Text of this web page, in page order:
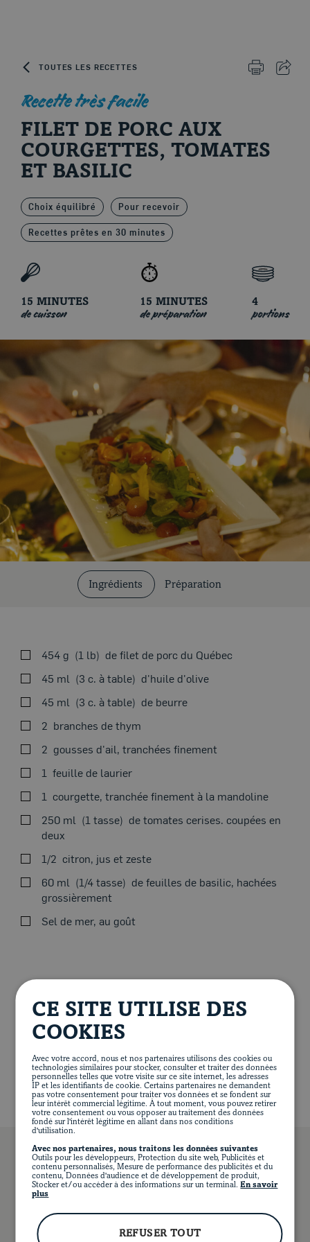
Le porc d'ici
Nos recettes
EN
FACEBOOKINSTAGRAMPINTEREST
TOUTES LES RECETTES IMPRIMER
Recette très facile
FILET DE PORC AUX
COURGETTES, TOMATES
ET BASILIC
Choix équilibré Pour recevoir
Recettes prêtes en 30 minutes
15 MINUTES
de cuisson
15 MINUTES
de préparation
4
portions
Ingrédients Préparation
454 g 1 lb
de filet de porc du Québec
45 ml
3 c. à table d'huile d'olive
45 ml
3 c. à table de beurre
2 branches de thym
2 gousses d'ail, tranchées finement
1 feuille de laurier
1 courgette, tranchée finement à la mandoline
250 ml
1 tasse de tomates cerises. coupées en
deux
1/2 citron, jus et zeste
60 ml
1/4 tasse de feuilles de basilic, hachées
grossièrement
Sel de mer, au goût
VOIRSUR LA CUISINIÈRE
table) d’huile d’olive. Ajouter le beurre, le thym, l’ail et
la feuille de laurier et cuire jusqu’à ce que les
continuer à cuire jusqu’à ce qu’il atteigne une
température de 60 °C (140 °F). Laisser reposer au moins
dix minutes avant de servir.
Dans un bol, ajouter les courgettes. Assaisonner de sel,
de jus de citron et de 15 ml (1 c. à table) d’huile d’olive.
et basilic.
311 calories 24 g de protéines
4 g de glucides
1 g de fibres
VOUS POURRIEZ AUSSI AIMER…
CE SITE UTILISE DES
COOKIES
Avec votre accord, nous et nos partenaires utilisons des cookies ou
technologies similaires pour stocker, consulter et traiter des données
personnelles telles que votre visite sur ce site internet, les adresses
IP et les identifiants de cookie. Certains partenaires ne demandent
pas votre consentement pour traiter vos données et se fondent sur
leur intérêt commercial légitime. À tout moment, vous pouvez retirer
votre consentement ou vous opposer au traitement des données
fondé sur l'intérêt légitime en allant dans nos conditions
d'utilisation.
Avec nos partenaires, nous traitons les données suivantes
Outils pour les développeurs, Protection du site web, Publicités et
contenu personnalisés, Mesure de performance des publicités et du
contenu, Données d'audience et de développement de produit,
Stocker et/ou accéder à des informations sur un terminal. En savoir
plus
REFUSER TOUT